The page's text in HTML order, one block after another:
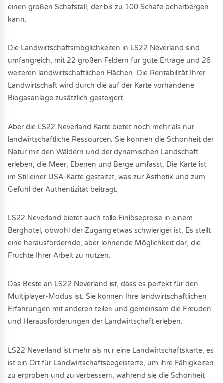
einen großen Schafstall, der bis zu 100 Schafe beherbergen
kann.
Die Landwirtschaftsmöglichkeiten in LS22 Neverland sind
umfangreich, mit 22 großen Feldern für gute Erträge und 26
weiteren landwirtschaftlichen Flächen. Die Rentabilität Ihrer
Landwirtschaft wird durch die auf der Karte vorhandene
Biogasanlage zusätzlich gesteigert.
Aber die LS22 Neverland Karte bietet noch mehr als nur
landwirtschaftliche Ressourcen. Sie können die Schönheit der
Natur mit den Wäldern und der dynamischen Landschaft
erleben, die Meer, Ebenen und Berge umfasst. Die Karte ist
im Stil einer USA-Karte gestaltet, was zur Ästhetik und zum
Gefühl der Authentizität beiträgt.
LS22 Neverland bietet auch tolle Einlösepreise in einem
Berghotel, obwohl der Zugang etwas schwieriger ist. Es stellt
eine herausfordernde, aber lohnende Möglichkeit dar, die
Früchte Ihrer Arbeit zu nutzen.
Das Beste an LS22 Neverland ist, dass es perfekt für den
Multiplayer-Modus ist. Sie können Ihre landwirtschaftlichen
Erfahrungen mit anderen teilen und gemeinsam die Freuden
und Herausforderungen der Landwirtschaft erleben.
LS22 Neverland ist mehr als nur eine Landwirtschaftskarte, es
ist ein Ort für Landwirtschaftsbegeisterte, um ihre Fähigkeiten
zu erproben und zu verbessern, während sie die Schönheit